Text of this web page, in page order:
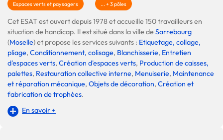
Espaces verts et paysagers ... + 3 pôles
Cet ESAT est ouvert depuis 1978 et accueille 150 travailleurs en
situation de handicap. Il est situé dans la ville deSarrebourg
(Moselle) et propose les services suivants : Etiquetage, collage,
pliage, Conditionnement, colisage, Blanchisserie, Entretien
d'espaces verts, Création d'espaces verts, Production de caisses,
palettes, Restauration collective interne, Menuiserie, Maintenance
et réparation mécanique, Objets de décoration, Création et
fabrication de trophées.
En savoir +